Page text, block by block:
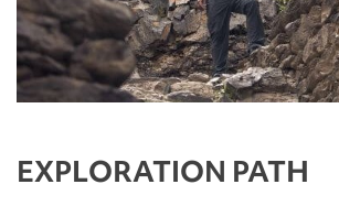
EXPLORATION PATH